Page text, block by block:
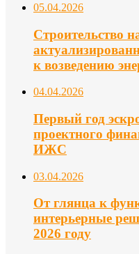
05.04.2026
Строительство
к возведению
04.04.2026
Первый год
проектного
ИЖС
03.04.2026
От глянца к
интерьерные
2026 году